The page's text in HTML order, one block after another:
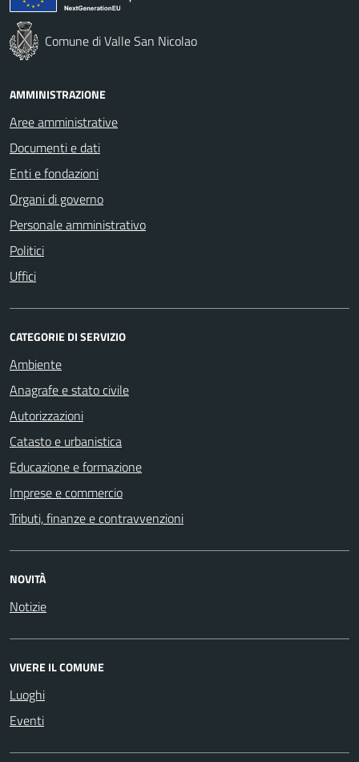
Comune di Valle San Nicolao
AMMINISTRAZIONE
Aree amministrative
Documenti e dati
Enti e fondazioni
Organi di governo
Personale amministrativo
Politici
Uffici
CATEGORIE DI SERVIZIO
Ambiente
Anagrafe e stato civile
Autorizzazioni
Catasto e urbanistica
Educazione e formazione
Imprese e commercio
Tributi, finanze e contravvenzioni
NOVITÀ
Notizie
VIVERE IL COMUNE
Luoghi
Eventi